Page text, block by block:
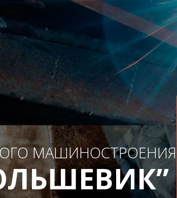
МАШИНОСТРОЕНИЯ